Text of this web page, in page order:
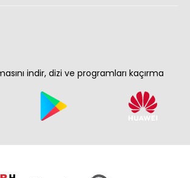
indir, dizi ve programları kaçırma